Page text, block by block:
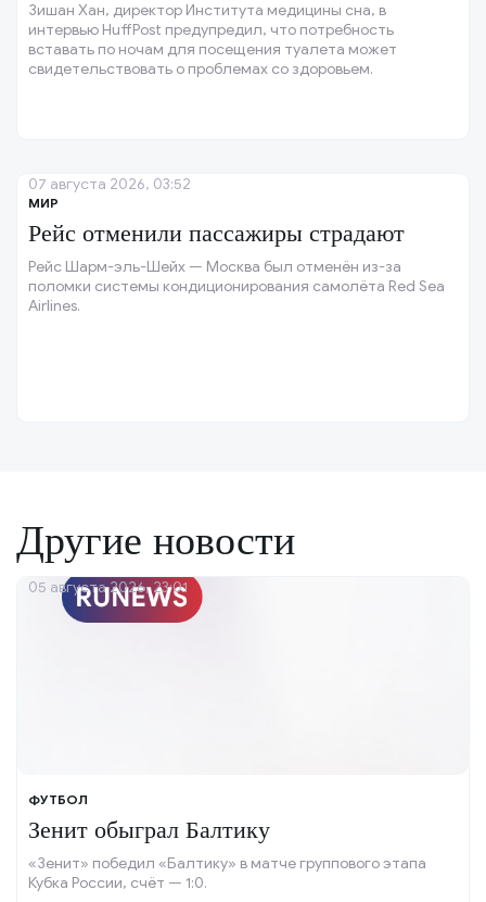
Зишан Хан, директор Института медицины сна, в
интервью HuffPost предупредил, что потребность
вставать по ночам для посещения туалета может
свидетельствовать о проблемах со здоровьем.
МИР
Рейс отменили пассажиры страдают
Рейс Шарм-эль-Шейх — Москва был отменён из-за
поломки системы кондиционирования самолёта Red Sea
Airlines.
07 августа 2026, 03:52
Другие новости
ФУТБОЛ
Зенит обыграл Балтику
«Зенит» победил «Балтику» в матче группового этапа
Кубка России, счёт — 1:0.
05 августа 2026, 23:01